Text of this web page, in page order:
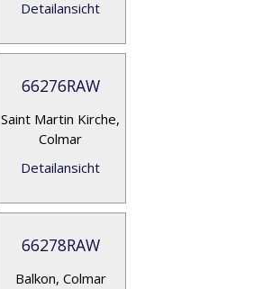
Detailansicht
66276RAW
Saint Martin Kirche,
Colmar
Detailansicht
66278RAW
Balkon, Colmar